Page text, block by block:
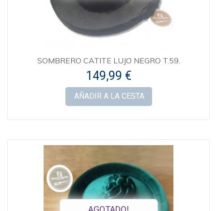
SOMBRERO CATITE LUJO NEGRO T.59.
149,99 €
AÑADIR A LA CESTA